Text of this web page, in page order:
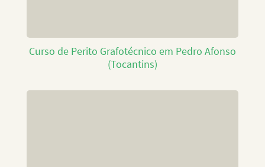
Curso de Perito Grafotécnico em Pedro Afonso
(Tocantins)